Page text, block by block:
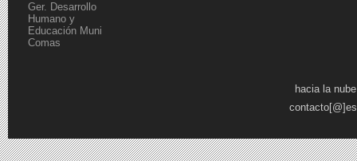
Ger. Desarrollo
Humano y
Educación Muni
Comas
hacia la